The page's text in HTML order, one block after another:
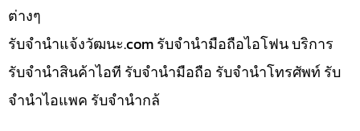
ต่างๆ
รับจํานําแจ้งวัฒนะ.com รับจำนำมือถือไอโฟน บริการ
รับจำนำสินค้าไอที รับจำนำมือถือ รับจำนำโทรศัพท์ รับ
จำนำไอแพค รับจำนำกล้